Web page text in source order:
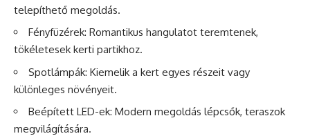
telepíthető megoldás.
Fényfüzérek: Romantikus hangulatot teremtenek,
tökéletesek kerti partikhoz.
Spotlámpák: Kiemelik a kert egyes részeit vagy
különleges növényeit.
Beépített LED-ek: Modern megoldás lépcsők, teraszok
megvilágítására.